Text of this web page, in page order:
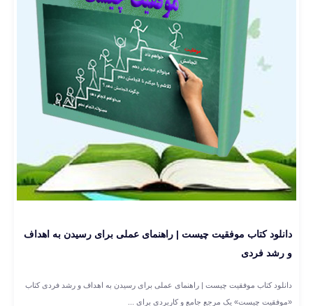
دانلود کتاب موفقیت چیست | راهنمای عملی برای رسیدن به اهداف
و رشد فردی
دانلود کتاب موفقیت چیست | راهنمای عملی برای رسیدن به اهداف و رشد فردی کتاب
«موفقیت چیست» یک مرجع جامع و کاربردی برای ...